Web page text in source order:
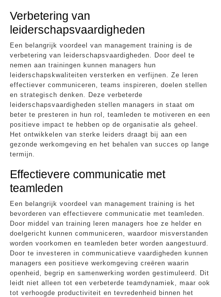
Verbetering van
leiderschapsvaardigheden
Een belangrijk voordeel van management training is de
verbetering van leiderschapsvaardigheden. Door deel te
nemen aan trainingen kunnen managers hun
leiderschapskwaliteiten versterken en verfijnen. Ze leren
effectiever communiceren, teams inspireren, doelen stellen
en strategisch denken. Deze verbeterde
leiderschapsvaardigheden stellen managers in staat om
beter te presteren in hun rol, teamleden te motiveren en een
positieve impact te hebben op de organisatie als geheel.
Het ontwikkelen van sterke leiders draagt bij aan een
gezonde werkomgeving en het behalen van succes op lange
termijn.
Effectievere communicatie met
teamleden
Een belangrijk voordeel van management training is het
bevorderen van effectievere communicatie met teamleden.
Door middel van training leren managers hoe ze helder en
doelgericht kunnen communiceren, waardoor misverstanden
worden voorkomen en teamleden beter worden aangestuurd.
Door te investeren in communicatieve vaardigheden kunnen
managers een positieve werkomgeving creëren waarin
openheid, begrip en samenwerking worden gestimuleerd. Dit
leidt niet alleen tot een verbeterde teamdynamiek, maar ook
tot verhoogde productiviteit en tevredenheid binnen het